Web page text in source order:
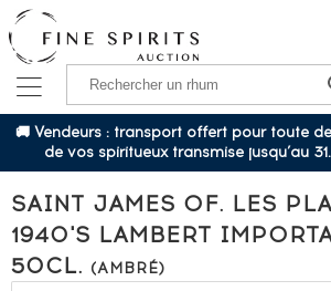
🚚 Vendeurs : transport offert pour toute
de vos spiritueux transmise jusqu’au
SAINT JAMES OF. LES
1940'S LAMBERT
50CL. (AMBRÉ)